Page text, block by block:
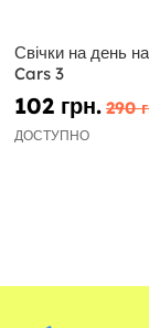
Свічки на день
Cars 3
102 грн. 290
ДОСТУПНО